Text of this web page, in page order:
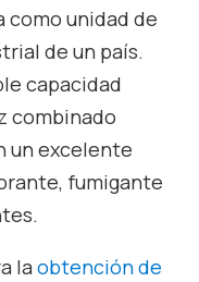
como unidad de
de un país.
capacidad
combinado
un excelente
fumigante
laobtención de